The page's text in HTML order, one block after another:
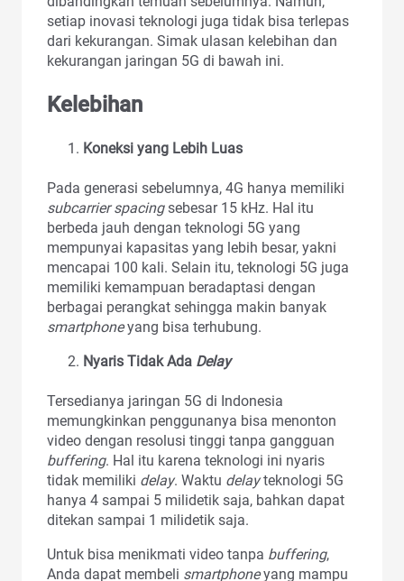
setiap inovasi teknologi juga tidak bisa terlepas
dari kekurangan. Simak ulasan kelebihan dan
kekurangan jaringan 5G di bawah ini.
Kelebihan
Koneksi yang Lebih Luas
Pada generasi sebelumnya, 4G hanya memiliki
subcarrier spacingsebesar 15 kHz. Hal itu
berbeda jauh dengan teknologi 5G yang
mempunyai kapasitas yang lebih besar, yakni
mencapai 100 kali. Selain itu, teknologi 5G juga
memiliki kemampuan beradaptasi dengan
berbagai perangkat sehingga makin banyak
smartphoneyang bisa terhubung.
Nyaris Tidak Ada Delay
Tersedianya jaringan 5G di Indonesia
memungkinkan penggunanya bisa menonton
video dengan resolusi tinggi tanpa gangguan
buffering. Hal itu karena teknologi ini nyaris
tidak memiliki delay. Waktu delayteknologi 5G
hanya 4 sampai 5 milidetik saja, bahkan dapat
ditekan sampai 1 milidetik saja.
Untuk bisa menikmati video tanpa buffering,
Anda dapat membeli smartphoneyang mampu